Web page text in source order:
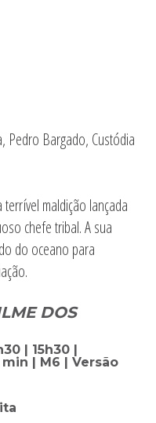
Pedro Bargado, Custódia
maldição lançada
chefe tribal. A sua
do oceano para
DOS
| 15h30 |
| M6 | Versão